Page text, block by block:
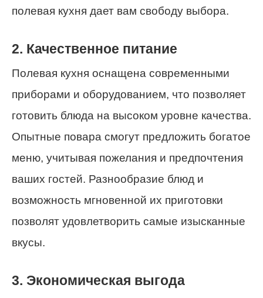
полевая кухня дает вам свободу выбора.
2. Качественное питание
Полевая кухня оснащена современными
приборами и оборудованием, что позволяет
готовить блюда на высоком уровне качества.
Опытные повара смогут предложить богатое
меню, учитывая пожелания и предпочтения
ваших гостей. Разнообразие блюд и
возможность мгновенной их приготовки
позволят удовлетворить самые изысканные
вкусы.
3. Экономическая выгода